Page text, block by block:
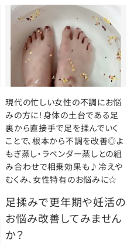
現代の忙しい女性の不調にお悩
みの方に！身体の土台である足
裏から直接手で足を揉んでいく
ことで、根本から不調を改善◎よ
もぎ蒸し・ラベンダー蒸しとの組
み合わせで相乗効果も♪冷えや
むくみ、女性特有のお悩みに☆
足揉みで更年期や妊活の
お悩み改善してみません
か？